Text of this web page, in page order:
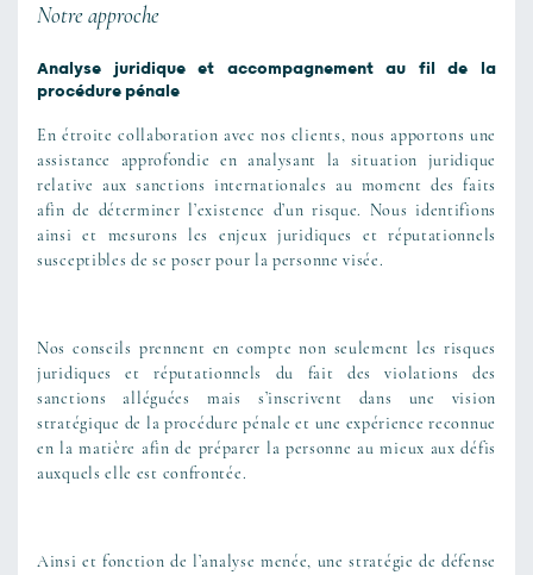
Notre approche
Analyse juridique et accompagnement au fil de la
procédure pénale
En étroite collaboration avec nos clients, nous apportons une
assistance approfondie en analysant la situation juridique
relative aux sanctions internationales au moment des faits
afin de déterminer l’existence d’un risque. Nous identifions
ainsi et mesurons les enjeux juridiques et réputationnels
susceptibles de se poser pour la personne visée.
Nos conseils prennent en compte non seulement les risques
juridiques et réputationnels du fait des violations des
sanctions alléguées mais s’inscrivent dans une vision
stratégique de la procédure pénale et une expérience reconnue
en la matière afin de préparer la personne au mieux aux défis
auxquels elle est confrontée.
Ainsi et fonction de l’analyse menée, une stratégie de défense